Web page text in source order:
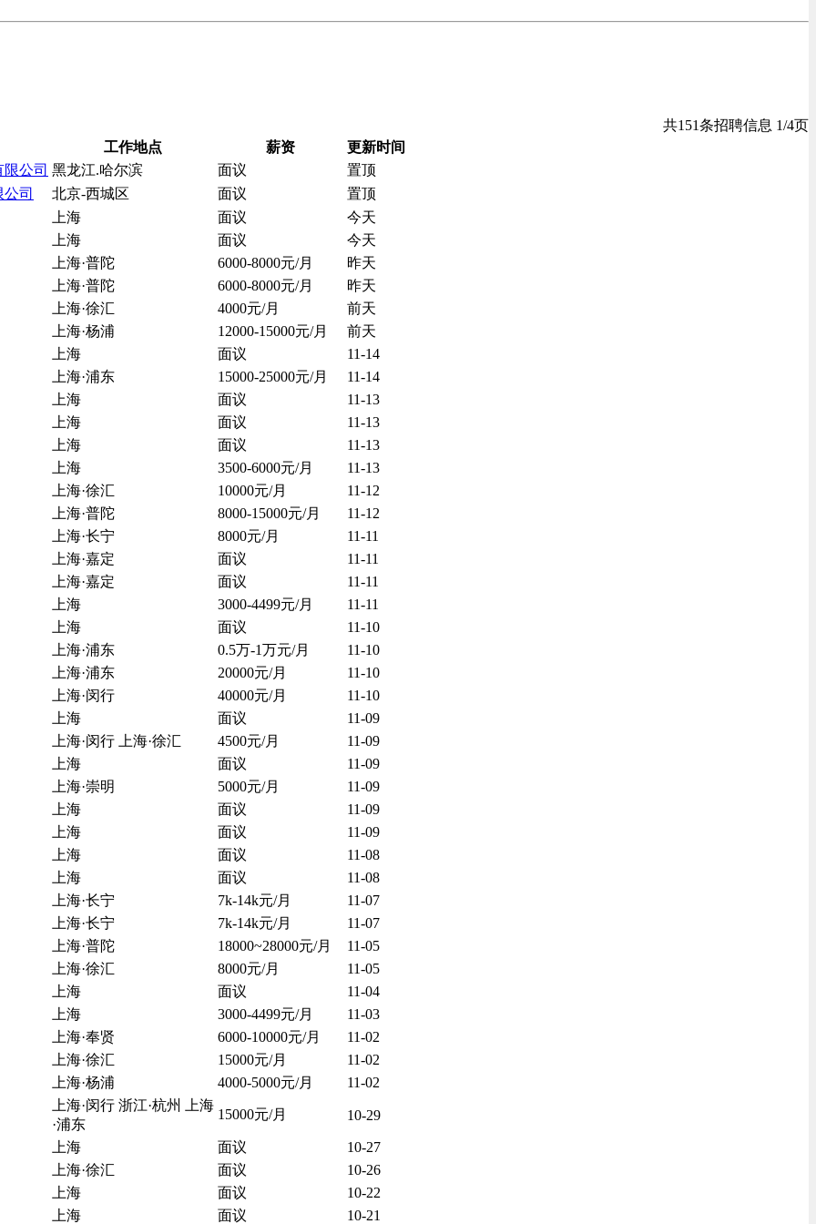
共151条招聘信息 1/4页
工作地点 薪资
更新时间
公司 黑龙江.哈尔滨 面议
置顶
司 北京-西城区 面议
置顶
上海
面议
今天
上海
面议
今天
上海·普陀
6000-8000元/月
昨天
上海·普陀
6000-8000元/月
昨天
上海·徐汇
4000元/月
前天
上海·杨浦
12000-15000元/月
前天
上海
面议
11-14
上海·浦东
15000-25000元/月
11-14
上海
面议
11-13
上海
面议
11-13
上海
面议
11-13
上海
3500-6000元/月
11-13
上海·徐汇
10000元/月
11-12
上海·普陀
8000-15000元/月
11-12
上海·长宁
8000元/月
11-11
上海·嘉定
面议
11-11
上海·嘉定
面议
11-11
上海
3000-4499元/月
11-11
上海
面议
11-10
上海·浦东
0.5万-1万元/月
11-10
上海·浦东
20000元/月
11-10
上海·闵行
40000元/月
11-10
上海
面议
11-09
上海·闵行 上海·徐汇
4500元/月
11-09
上海
面议
11-09
上海·崇明
5000元/月
11-09
上海
面议
11-09
上海
面议
11-09
上海
面议
11-08
上海
面议
11-08
上海·长宁
7k-14k元/月
11-07
上海·长宁
7k-14k元/月
11-07
上海·普陀
18000~28000元/月
11-05
上海·徐汇
8000元/月
11-05
上海
面议
11-04
上海
3000-4499元/月
11-03
上海·奉贤
6000-10000元/月
11-02
上海·徐汇
15000元/月
11-02
上海·杨浦
4000-5000元/月
11-02
上海·闵行 浙江·杭州 上海
·浦东
15000元/月 10-29
上海 面议
10-27
上海·徐汇
面议
10-26
上海
面议
10-22
上海
面议 10-21